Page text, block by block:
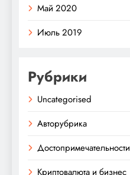
Май 2020
Июль 2019
Рубрики
Uncategorised
Авторубрика
Достопримечательности
Криптовалюта и бизнес